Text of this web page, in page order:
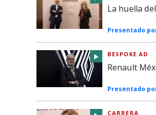
La huella
Presentado
BESPOKE AD
Renault
Presentado
CARRERA